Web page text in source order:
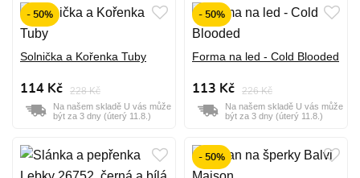
- 50%
Solnička a Kořenka Tuby
114 Kč 228 Kč
Na našem skladě U vás může
být za 3 dny (úterý 11.8.)
- 50%
Forma na led - Cold Blooded
113 Kč 226 Kč
Na našem skladě U vás může
být za 3 dny (úterý 11.8.)
- 50%